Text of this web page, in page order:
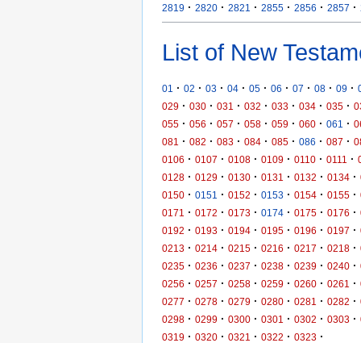
2819 · 2820 · 2821 · 2855 · 2856 · 2857 ·
List of New
01 · 02 · 03 · 04 · 05 · 06 · 07 · 08 · 09 ·
029 · 030 · 031 · 032 · 033 · 034 · 035 ·
055 · 056 · 057 · 058 · 059 · 060 · 061 ·
081
· 082 · 083 · 084 · 085 · 086 · 087 ·
0106 · 0107 · 0108 · 0109 · 0110 · 0111 ·
0128 · 0129 · 0130 · 0131 · 0132 · 0134 ·
0150 · 0151 · 0152 · 0153 · 0154 · 0155 ·
0171
· 0172 · 0173 · 0174 · 0175 · 0176 ·
0192 · 0193 · 0194 · 0195 · 0196 · 0197 ·
0213 · 0214 · 0215 · 0216 · 0217 · 0218 ·
0235 · 0236 · 0237 · 0238 · 0239 · 0240 ·
0256 · 0257 · 0258 · 0259 · 0260 · 0261 ·
0277 · 0278 · 0279 · 0280 · 0281 · 0282 ·
0298 · 0299 · 0300 · 0301 · 0302 · 0303 ·
0319 · 0320 · 0321 · 0322 · 0323 ·